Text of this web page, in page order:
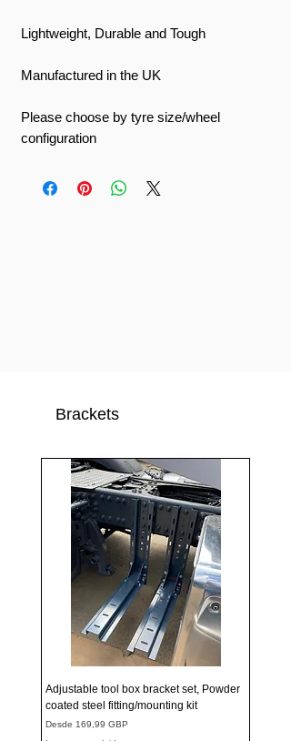
Lightweight, Durable and Tough
Manufactured in the UK
Please choose by tyre size/wheel
configuration
Brackets
Adjustable tool box bracket set, Powder
coated steel fitting/mounting kit
Desde 169,99 GBP
Precio de oferta